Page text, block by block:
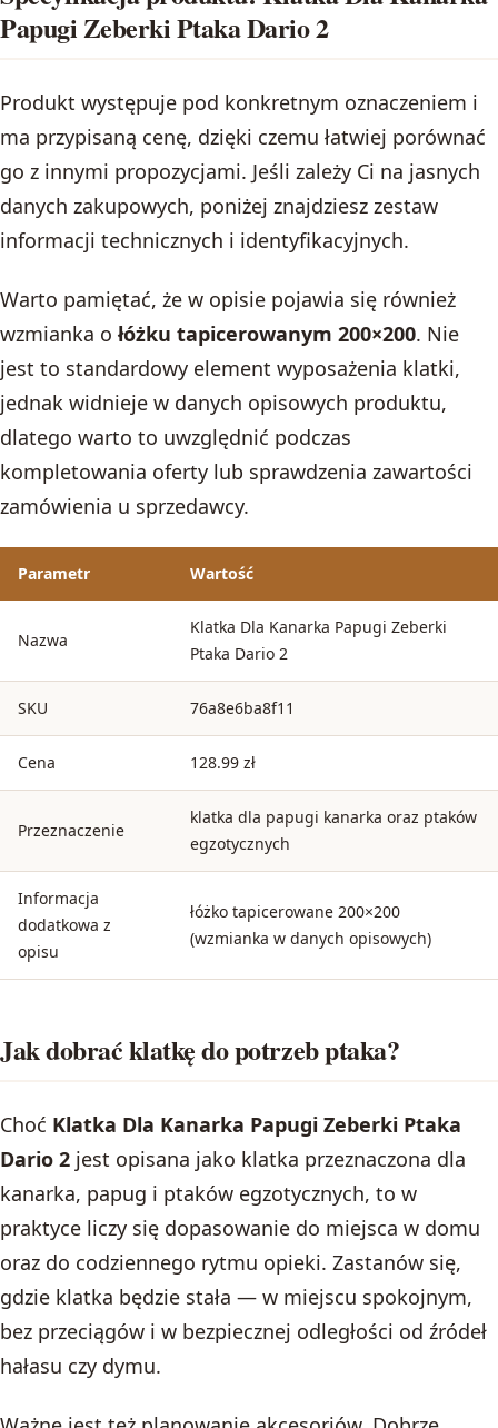
Papugi Zeberki Ptaka Dario 2
Produkt występuje pod konkretnym oznaczeniem i
ma przypisaną cenę, dzięki czemu łatwiej porównać
go z innymi propozycjami. Jeśli zależy Ci na jasnych
danych zakupowych, poniżej znajdziesz zestaw
informacji technicznych i identyfikacyjnych.
Warto pamiętać, że w opisie pojawia się również
wzmianka o łóżku tapicerowanym 200×200. Nie
jest to standardowy element wyposażenia klatki,
jednak widnieje w danych opisowych produktu,
dlatego warto to uwzględnić podczas
kompletowania oferty lub sprawdzenia zawartości
zamówienia u sprzedawcy.
Parametr Wartość
Nazwa
Klatka Dla Kanarka Papugi Zeberki
Ptaka Dario 2
SKU 76a8e6ba8f11
Cena 128.99 zł
Przeznaczenie
klatka dla papugi kanarka oraz ptaków
egzotycznych
Informacja
dodatkowa z
opisu
łóżko tapicerowane 200×200
(wzmianka w danych opisowych)
Jak dobrać klatkę do potrzeb ptaka?
Choć Klatka Dla Kanarka Papugi Zeberki Ptaka
Dario 2 jest opisana jako klatka przeznaczona dla
kanarka, papug i ptaków egzotycznych, to w
praktyce liczy się dopasowanie do miejsca w domu
oraz do codziennego rytmu opieki. Zastanów się,
gdzie klatka będzie stała — w miejscu spokojnym,
bez przeciągów i w bezpiecznej odległości od źródeł
hałasu czy dymu.